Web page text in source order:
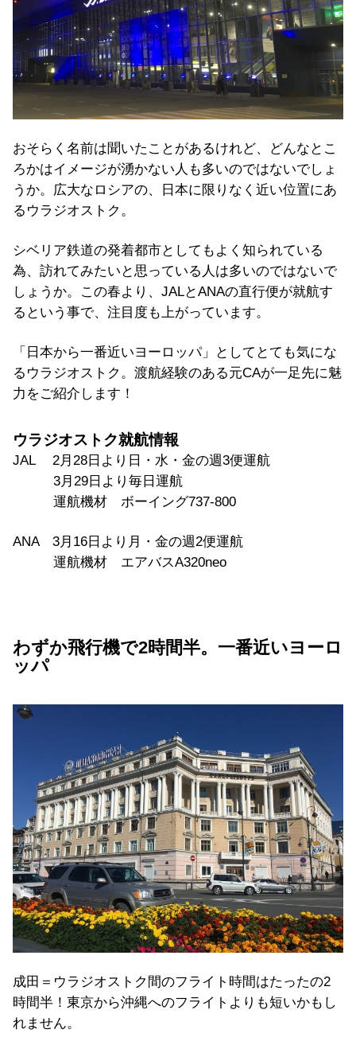
おそらく名前は聞いたことがあるけれど、どんなとこ
ろかはイメージが湧かない人も多いのではないでしょ
うか。広大なロシアの、日本に限りなく近い位置にあ
るウラジオストク。
シベリア鉄道の発着都市としてもよく知られている
為、訪れてみたいと思っている人は多いのではないで
しょうか。この春より、JALとANAの直行便が就航す
るという事で、注目度も上がっています。
「日本から一番近いヨーロッパ」としてとても気にな
るウラジオストク。渡航経験のある元CAが一足先に魅
力をご紹介します！
ウラジオストク就航情報
JAL 2月28日より日・水・金の週3便運航
3月29日より毎日運航
運航機材 ボーイング737-800
ANA 3月16日より月・金の週2便運航
運航機材 エアバスA320neo
わずか飛行機で2時間半。一番近いヨーロ
ッパ
成田＝ウラジオストク間のフライト時間はたったの2
時間半！東京から沖縄へのフライトよりも短いかもし
れません。